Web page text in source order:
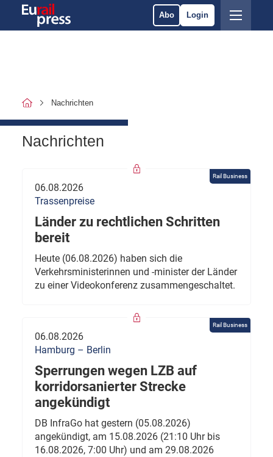
Abo Login
Nachrichten
Nachrichten
Rail Business
06.08.2026
Trassenpreise
Länder zu rechtlichen Schritten
bereit
Heute (06.08.2026) haben sich die
Verkehrsministerinnen und -minister der Länder
zu einer Videokonferenz zusammengeschaltet.
Rail Business
06.08.2026
Hamburg – Berlin
Sperrungen wegen LZB auf
korridorsanierter Strecke
angekündigt
DB InfraGo hat gestern (05.08.2026)
angekündigt, am 15.08.2026 (21:10 Uhr bis
16.08.2026, 7:00 Uhr) und am 29.08.2026